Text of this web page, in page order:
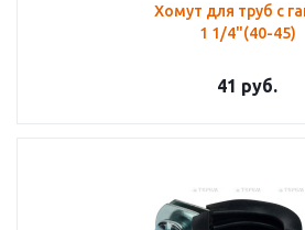
Хомут для труб с
1 1/4"(40-45)
41 руб.